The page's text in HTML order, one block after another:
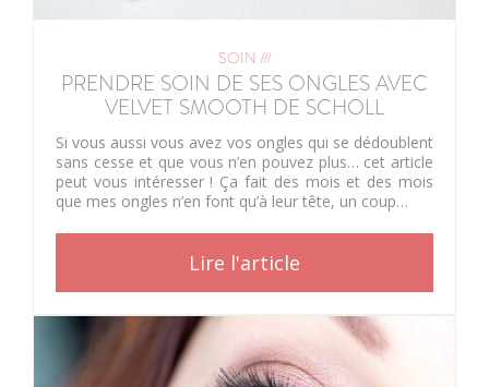
SOIN ///
PRENDRE SOIN DE SES ONGLES AVEC
VELVET SMOOTH DE SCHOLL
Si vous aussi vous avez vos ongles qui se dédoublent
sans cesse et que vous n’en pouvez plus… cet article
peut vous intéresser ! Ça fait des mois et des mois
que mes ongles n’en font qu’à leur tête, un coup…
Lire l'article